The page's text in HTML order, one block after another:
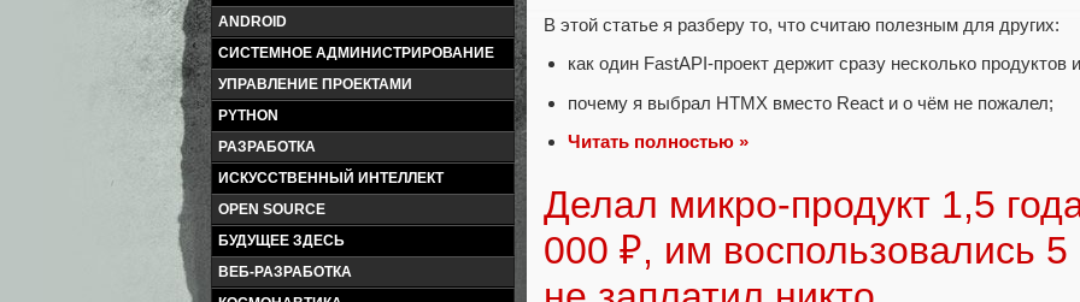
ANDROID
СИСТЕМНОЕ АДМИНИСТРИРОВАНИЕ
УПРАВЛЕНИЕ ПРОЕКТАМИ
PYTHON
РАЗРАБОТКА
ИСКУССТВЕННЫЙ ИНТЕЛЛЕКТ
OPEN SOURCE
БУДУЩЕЕ ЗДЕСЬ
ВЕБ-РАЗРАБОТКА
В этой статье я разберу то, что считаю полезным для других:
как один FastAPI-проект держит сразу несколько
почему я выбрал HTMX вместо React и о чём не пожалел;
Читать полностью »
Делал микро-продукт 1,5
000 ₽, им воспользовались